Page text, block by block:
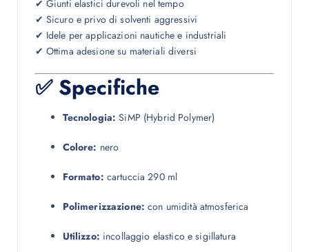
✔ Giunti elastici durevoli nel tempo
✔ Sicuro e privo di solventi aggressivi
✔ Idele per applicazioni nautiche e industriali
✔ Ottima adesione su materiali diversi
✅ Specifiche
Tecnologia: SiMP (Hybrid Polymer)
Colore: nero
Formato: cartuccia 290 ml
Polimerizzazione: con umidità atmosferica
Utilizzo: incollaggio elastico e sigillatura